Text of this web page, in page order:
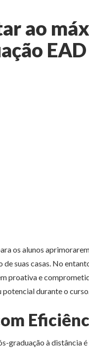
ao
EAD
os alunos
suas casas. No
proativa e
potencial durante o
graduação à distância